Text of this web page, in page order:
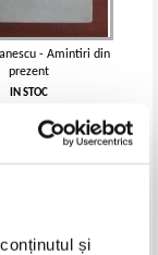
și
- Amintiri din
prezent
IN STOC
în coș